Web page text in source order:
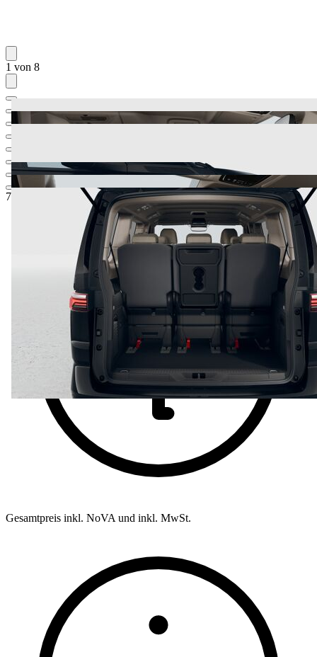
1 von 8
77.809,53 €
Gesamtpreis inkl. NoVA und inkl. MwSt.